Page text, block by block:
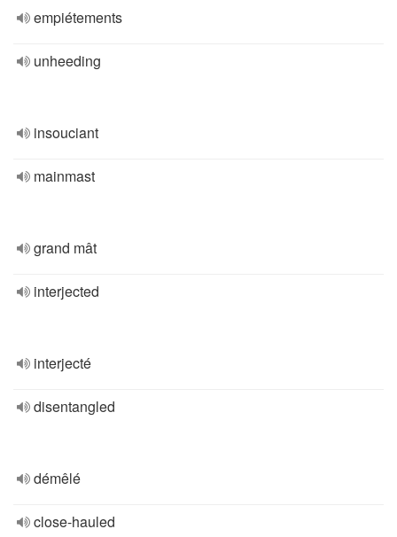
empiétements
unheeding
insouciant
mainmast
grand mât
interjected
interjecté
disentangled
démêlé
close-hauled